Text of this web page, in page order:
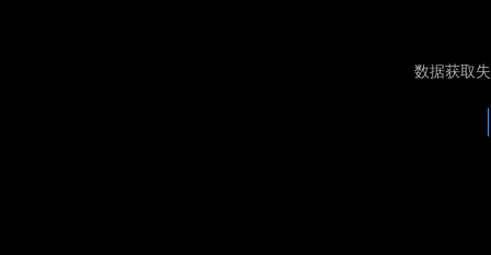
数据获取